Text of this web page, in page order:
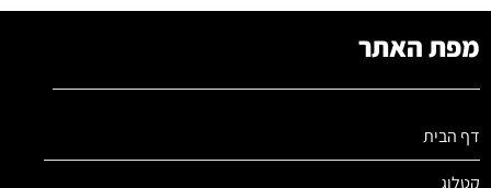
מפת האתר
דף הבית
קטלוג